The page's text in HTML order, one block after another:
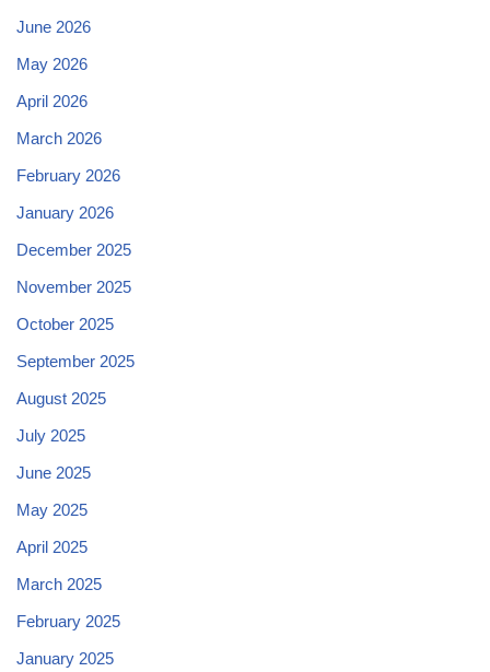
June 2026
May 2026
April 2026
March 2026
February 2026
January 2026
December 2025
November 2025
October 2025
September 2025
August 2025
July 2025
June 2025
May 2025
April 2025
March 2025
February 2025
January 2025